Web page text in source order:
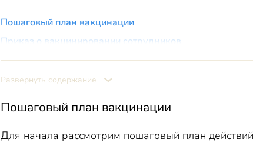
Пошаговый план вакцинации
Приказ о вакцинировании сотрудников
Составление списка сотрудников для вакцинации
Что делать в случае отказа от вакцинации
Для кого прививка от COVID-19 обязательна
Сколько работников подлежит обязательной
Развернуть содержание
Пошаговый план вакцинации
Для начала рассмотрим пошаговый план